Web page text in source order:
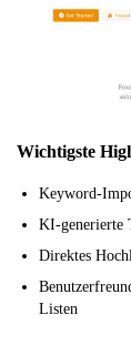
Wichtigste
Keyword-
KI-generierte
Direktes
Listen